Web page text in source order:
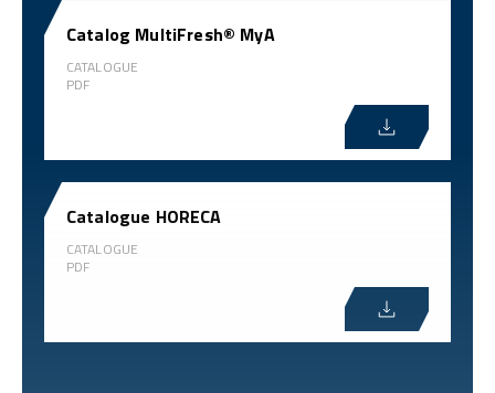
Catalog MultiFresh® MyA
CATALOGUE
PDF
Catalogue HORECA
CATALOGUE
PDF